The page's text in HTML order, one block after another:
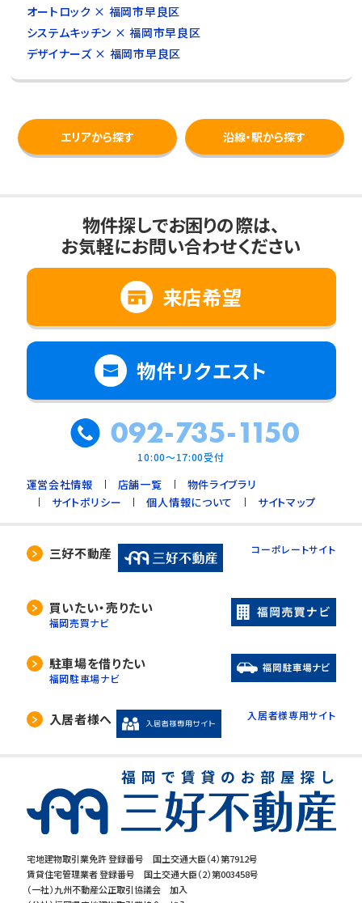
オートロック × 福岡市早良区
システムキッチン × 福岡市早良区
デザイナーズ × 福岡市早良区
エリアから探す 沿線・駅から探す
宅地建物取引業免許 登録番号 国土交通大臣（4）第7912号
賃貸住宅管理業者 登録番号 国土交通大臣（2）第003458号
（一社）九州不動産公正取引協議会 加入
物件探しでお困りの際は、
お気軽にお問い合わせください
来店希望
物件リクエスト
092-735-1150
10:00～17:00受付
運営会社情報 店舗一覧
物件ライブラリ
サイトポリシー
個人情報について サイトマップ
三好不動産 コーポレートサイト
買いたい・売りたい
福岡売買ナビ
駐車場を借りたい
福岡駐車場ナビ
入居者様へ 入居者様専用サイト